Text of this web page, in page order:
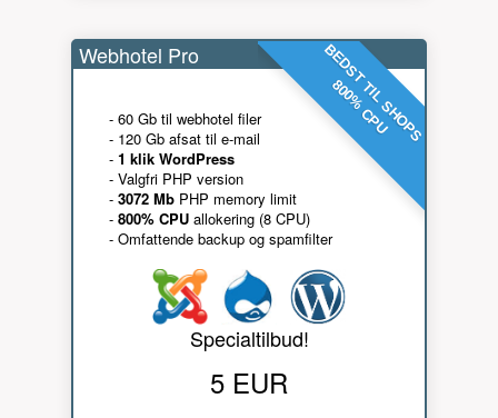
BEDST TIL SHOPS
800% CPU
Webhotel Pro
- 60 Gb til webhotel filer
- 120 Gb afsat til e-mail
- 1 klik WordPress
- Valgfri PHP version
- 3072 Mb PHP memory limit
- 800% CPU allokering (8 CPU)
- Omfattende backup og spamfilter
Specialtilbud!
5 EUR